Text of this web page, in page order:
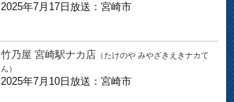
2025年7月17日放送：宮崎市
竹乃屋 宮崎駅ナカ店 （たけのや みやざきえきナカて
ん）
2025年7月10日放送：宮崎市